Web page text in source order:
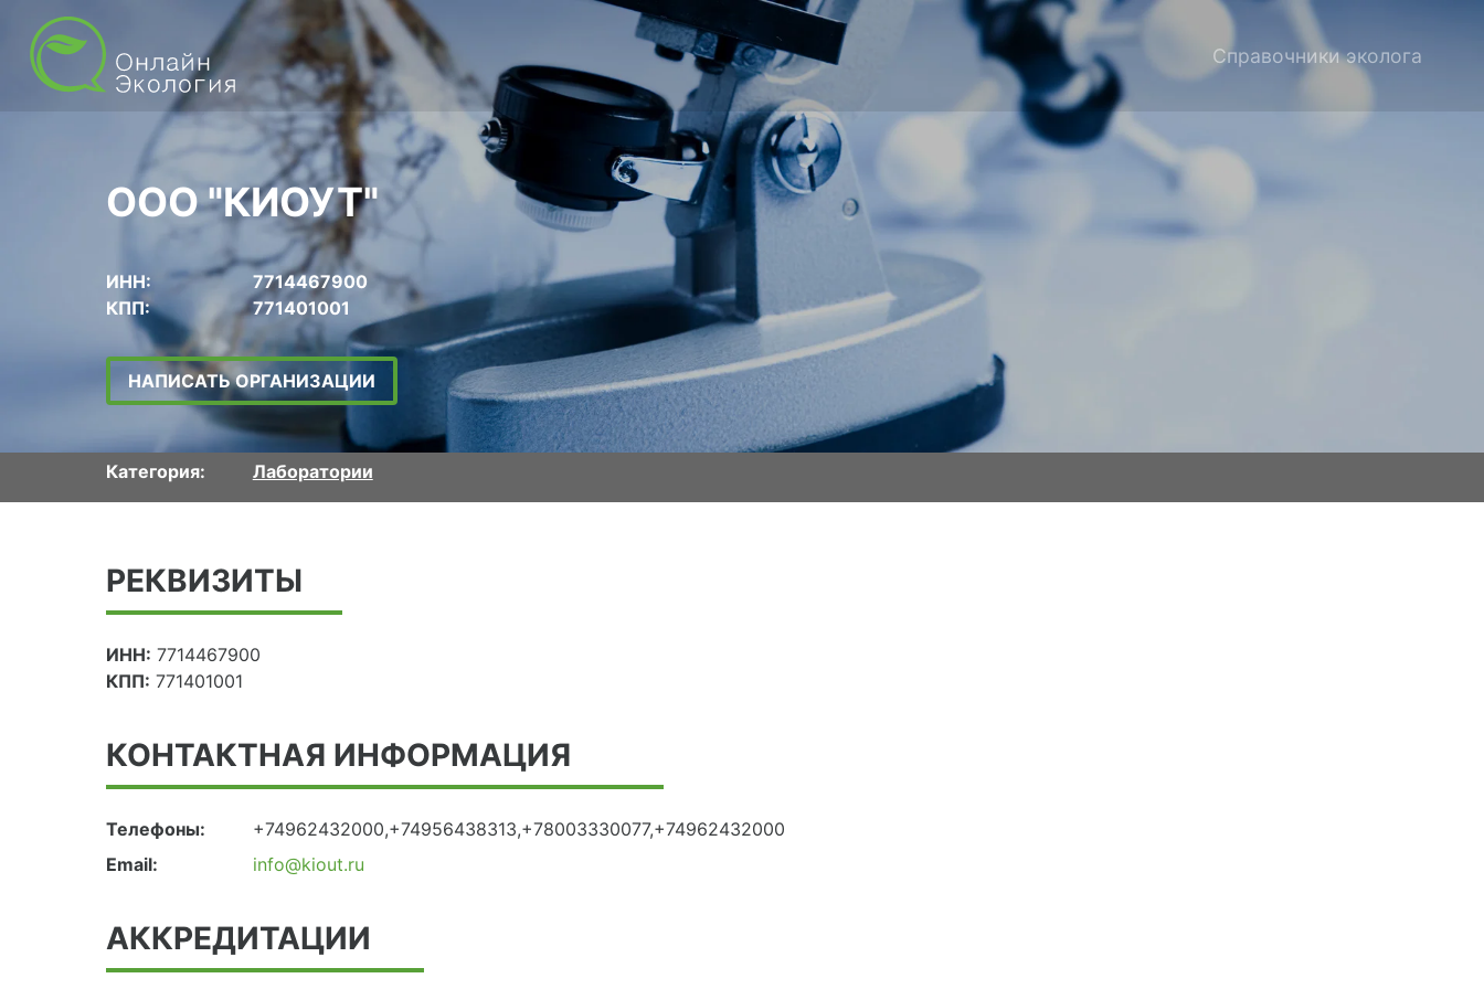
Справочники эколога
ООО "КИОУТ"
ИНН:
7714467900
КПП:
771401001
НАПИСАТЬ ОРГАНИЗАЦИИ
Категория: Лаборатории
РЕКВИЗИТЫ
ИНН: 7714467900
КПП: 771401001
КОНТАКТНАЯ ИНФОРМАЦИЯ
Телефоны:
+74962432000,+74956438313,+78003330077,+74962432000
Email:
info@kiout.ru
АККРЕДИТАЦИИ